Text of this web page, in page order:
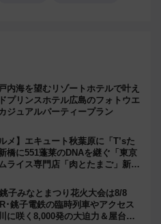
内海を望むリゾートホテルで叶え
プリンスホテル広島のフォトウエ
ジュアルパーティープラン
メ】エキュート秋葉原に「T’sた
橋に551蓬莱のDNAを継ぐ「東京
ライス専門店「肉とたまご」新グ
銚子みなとまつり花火大会は8/8
･銚子電鉄の臨時列車やアクセス
に咲く8,000発の大迫力＆屋台を